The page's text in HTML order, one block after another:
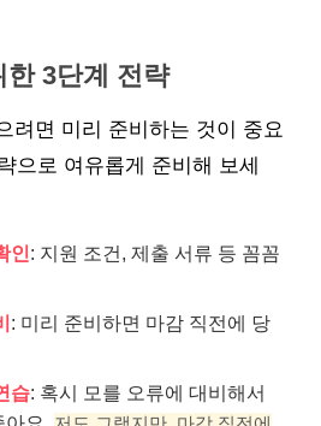
한 3단계 전략
려면 미리 준비하는 것이 중요
으로 여유롭게 준비해 보세
인: 지원 조건, 제출 서류 등 꼼꼼
: 미리 준비하면 마감 직전에 당
습: 혹시 모를 오류에 대비해서